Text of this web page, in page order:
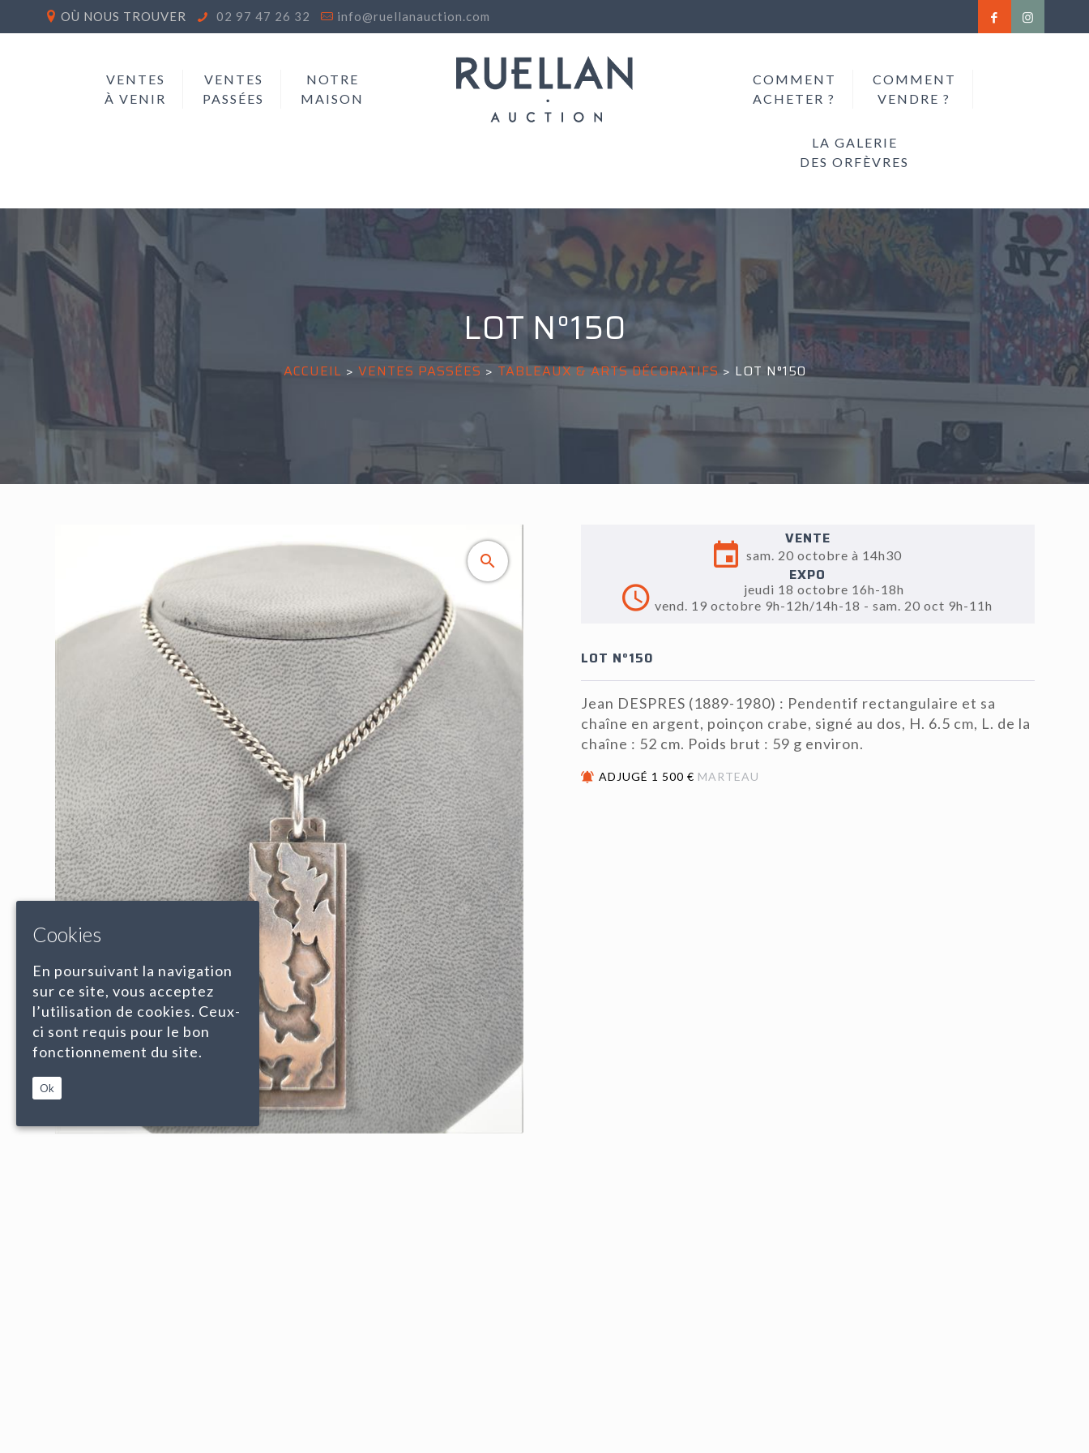
OÙ NOUS TROUVER 02 97 47 26 32 info@ruellanauction.com
VENTES
À VENIR
VENTES
PASSÉES
NOTRE
MAISON
COMMENT
ACHETER ?
COMMENT
VENDRE ?
LA GALERIE
DES ORFÈVRES
LOT N°150
ACCUEIL > VENTES PASSÉES > TABLEAUX & ARTS DÉCORATIFS > LOT N°150
VENTE
sam. 20 octobre à 14h30
EXPO
jeudi 18 octobre 16h-18h
vend. 19 octobre 9h-12h/14h-18 - sam. 20 oct 9h-11h
LOT N°150
Jean DESPRES (1889-1980) : Pendentif rectangulaire et sa
chaîne en argent, poinçon crabe, signé au dos, H. 6.5 cm, L. de la
chaîne : 52 cm. Poids brut : 59 g environ.
ADJUGÉ 1 500 € MARTEAU
Cookies
En poursuivant la navigation
sur ce site, vous acceptez
l’utilisation de cookies. Ceux-
ci sont requis pour le bon
fonctionnement du site.
Ok